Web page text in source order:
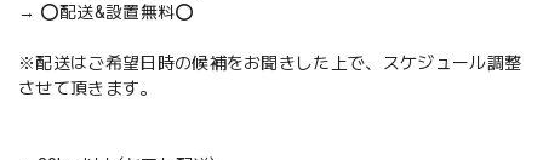
→ ⭕️配送&設置無料⭕️
※配送はご希望日時の候補をお聞きした上で、スケジュール調整
させて頂きます。